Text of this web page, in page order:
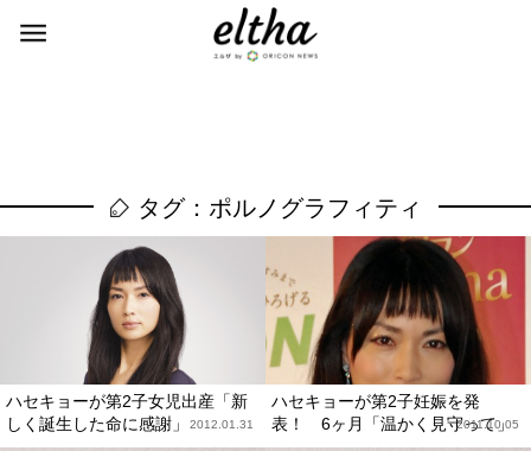
タグ：ポルノグラフィティ
ハセキョーが第2子女児出産「新
しく誕生した命に感謝」
2012.01.31
ハセキョーが第2子妊娠を発
表！ 6ヶ月「温かく見守って」
2011.10.05